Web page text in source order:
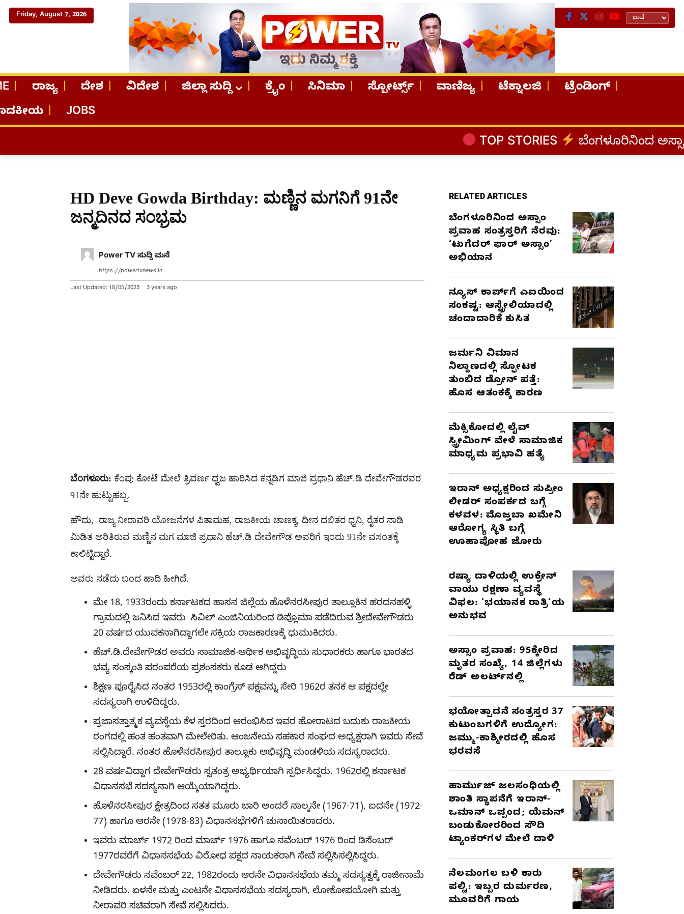
Friday, August 7, 2026
ರಾಜ್ಯ ದೇಶ ವಿದೇಶ ಜಿಲ್ಲಾ ಸುದ್ದಿ ಕ್ರೈಂ ಸಿನಿಮಾ ಸ್ಪೋರ್ಟ್ಸ್ ವಾಣಿಜ್ಯ ಟೆಕ್ನಾಲಜಿ
ಟ್ರೆಂಡಿಂಗ್
JOBS
TOP STORIES ಬೆಂಗಳೂರಿನಿಂದ ಅಸ್ಸಾಂ ಪ್ರವಾಹ
HD Deve Gowda Birthday: ಮಣ್ಣಿನ ಮಗನಿಗೆ 91ನೇ
ಜನ್ಮದಿನದ ಸಂಭ್ರಮ
Power TV ಸುದ್ದಿ ಮನೆ
https://powertvnews.in
Last Updated: 18/05/2023 3 years ago
ಬೆಂಗಳೂರು: ಕೆಂಪು ಕೋಟೆ ಮೇಲೆ ತ್ರಿವರ್ಣ ಧ್ವಜ ಹಾರಿಸಿದ ಕನ್ನಡಿಗ ಮಾಜಿ ಪ್ರಧಾನಿ ಹೆಚ್.ಡಿ ದೇವೇಗೌಡರವರ
91ನೇ ಹುಟ್ಟುಹಬ್ಬ.
ಹೌದು, ರಾಜ್ಯ ನೀರಾವರಿ ಯೋಜನೆಗಳ ಪಿತಾಮಹ, ರಾಜಕೀಯ ಚಾಣಕ್ಯ, ದೀನ ದಲಿತರ ಧ್ವನಿ, ರೈತರ ನಾಡಿ
ಮಿಡಿತ ಅರಿತಿರುವ ಮಣ್ಣಿನ ಮಗ ಮಾಜಿ ಪ್ರಧಾನಿ ಹೆಚ್.ಡಿ ದೇವೇಗೌಡ ಅವರಿಗೆ ಇಂದು 91ನೇ ವಸಂತಕ್ಕೆ
ಕಾಲಿಟ್ಟಿದ್ದಾರೆ.
ಅವರು ನಡೆದು ಬಂದ ಹಾದಿ ಹೀಗಿದೆ.
ಮೇ 18, 1933ರಂದು ಕರ್ನಾಟಕದ ಹಾಸನ ಜಿಲ್ಲೆಯ ಹೊಳೆನರಸೀಪುರ ತಾಲ್ಲೂಕಿನ ಹರದನಹಳ್ಳಿ
ಗ್ರಾಮದಲ್ಲಿ ಜನಿಸಿದ ಇವರು ಸಿವಿಲ್ ಎಂಜಿನಿಯರಿಂದ ಡಿಪ್ಲೊಮಾ ಪಡೆದಿರುವ ಶ್ರೀದೇವೇಗೌಡರು
20 ವರ್ಷದ ಯುವಕನಾಗಿದ್ದಾಗಲೇ ಸಕ್ರಿಯ ರಾಜಕಾರಣಕ್ಕೆ ಧುಮುಕಿದರು.
ಹೆಚ್.ಡಿ.ದೇವೇಗೌಡರ ಅವರು ಸಾಮಾಜಿಕ-ಆರ್ಥಿಕ ಅಭಿವೃದ್ಧಿಯ ಸುಧಾರಕರು ಹಾಗೂ ಭಾರತದ
ಭವ್ಯ ಸಂಸ್ಕಂತಿ ಪರಂಪರೆಯ ಪ್ರಶಂಸಕರು ಕೂಡ ಆಗಿದ್ದರು
ಶಿಕ್ಷಣ ಪೂರೈಸಿದ ನಂತರ 1953ರಲ್ಲಿ ಕಾಂಗ್ರೆಸ್ ಪಕ್ಷವನ್ನು ಸೇರಿ 1962ರ ತನಕ ಆ ಪಕ್ಷದಲ್ಲೇ
ಸದಸ್ಯರಾಗಿ ಉಳಿದಿದ್ದರು.
ಪ್ರಜಾಸತ್ತಾತ್ಮಕ ವ್ಯವಸ್ಥೆಯ ಕೆಳ ಸ್ತರದಿಂದ ಆರಂಭಿಸಿದ ಇವರ ಹೋರಾಟದ ಬದುಕು ರಾಜಕೀಯ
ರಂಗದಲ್ಲಿ ಹಂತ ಹಂತವಾಗಿ ಮೇಲೇರಿತು. ಆಂಜನೇಯ ಸಹಕಾರ ಸಂಘದ ಅಧ್ಯಕ್ಷರಾಗಿ ಇವರು ಸೇವೆ
ಸಲ್ಲಿಸಿದ್ದಾರೆ. ನಂತರ ಹೊಳೆನರಸೀಪುರ ತಾಲ್ಲೂಕು ಅಭಿವೃದ್ಧಿ ಮಂಡಳಿಯ ಸದಸ್ಯರಾದರು.
28 ವರ್ಷವಿದ್ದಾಗ ದೇವೇಗೌಡರು ಸ್ವತಂತ್ರ ಅಭ್ಯರ್ಥಿಯಾಗಿ ಸ್ಪರ್ಧಿಸಿದ್ದರು. 1962ರಲ್ಲಿ ಕರ್ನಾಟಕ
ವಿಧಾನಸಭೆ ಸದಸ್ಯನಾಗಿ ಆಯ್ಕೆಯಾಗಿದ್ದರು.
ಹೊಳೆನರಸೀಪುರ ಕ್ಷೇತ್ರದಿಂದ ಸತತ ಮೂರು ಬಾರಿ ಅಂದರೆ ನಾಲ್ಕನೇ (1967-71), ಐದನೇ (1972-
77) ಹಾಗೂ ಆರನೇ (1978-83) ವಿಧಾನಸಭೆಗಳಿಗೆ ಚುನಾಯಿತರಾದರು.
ಇವರು ಮಾರ್ಚ್ 1972 ರಿಂದ ಮಾರ್ಚ್ 1976 ಹಾಗೂ ನವೆಂಬರ್ 1976 ರಿಂದ ಡಿಸೆಂಬರ್
1977ರವರೆಗೆ ವಿಧಾನಸಭೆಯ ವಿರೋಧ ಪಕ್ಷದ ನಾಯಕರಾಗಿ ಸೇವೆ ಸಲ್ಲಿಸಿಸಲ್ಲಿಸಿದ್ದರು.
ದೇವೇಗೌಡರು ನವೆಂಬರ್ 22, 1982ರಂದು ಆರನೇ ವಿಧಾನಸಭೆಯ ತಮ್ಮ ಸದಸ್ಯತ್ವಕ್ಕೆ ರಾಜೀನಾಮೆ
ನೀಡಿದರು. ಏಳನೇ ಮತ್ತು ಎಂಟನೇ ವಿಧಾನಸಭೆಯ ಸದಸ್ಯರಾಗಿ, ಲೋಕೋಪಯೋಗಿ ಮತ್ತು
ನೀರಾವರಿ ಸಚಿವರಾಗಿ ಸೇವೆ ಸಲ್ಲಿಸಿದರು.
RELATED ARTICLES
ಬೆಂಗಳೂರಿನಿಂದ ಅಸ್ಸಾಂ
ಪ್ರವಾಹ ಸಂತ್ರಸ್ತರಿಗೆ ನೆರವು:
‘ಟುಗೆದರ್ ಫಾರ್ ಅಸ್ಸಾಂ’
ಅಭಿಯಾನ
ನ್ಯೂಸ್ ಕಾರ್ಪ್‌ಗೆ ಎಐಯಿಂದ
ಸಂಕಷ್ಟ: ಆಸ್ಟ್ರೇಲಿಯಾದಲ್ಲಿ
ಚಂದಾದಾರಿಕೆ ಕುಸಿತ
ಜರ್ಮನಿ ವಿಮಾನ
ನಿಲ್ದಾಣದಲ್ಲಿ ಸ್ಫೋಟಕ
ತುಂಬಿದ ಡ್ರೋನ್ ಪತ್ತೆ:
ಹೊಸ ಆತಂಕಕ್ಕೆ ಕಾರಣ
ಮೆಕ್ಸಿಕೋದಲ್ಲಿ ಲೈವ್
ಸ್ಟ್ರೀಮಿಂಗ್ ವೇಳೆ ಸಾಮಾಜಿಕ
ಮಾಧ್ಯಮ ಪ್ರಭಾವಿ ಹತ್ಯೆ
ಇರಾನ್ ಅಧ್ಯಕ್ಷರಿಂದ ಸುಪ್ರೀಂ
ಲೀಡರ್ ಸಂಪರ್ಕದ ಬಗ್ಗೆ
ಕಳವಳ: ಮೊಜ್ತಬಾ ಖಮೇನಿ
ಆರೋಗ್ಯ ಸ್ಥಿತಿ ಬಗ್ಗೆ
ಊಹಾಪೋಹ ಜೋರು
ರಷ್ಯಾ ದಾಳಿಯಲ್ಲಿ ಉಕ್ರೇನ್
ವಾಯು ರಕ್ಷಣಾ ವ್ಯವಸ್ಥೆ
ವಿಫಲ: ‘ಭಯಾನಕ ರಾತ್ರಿ’ಯ
ಅನುಭವ
ಅಸ್ಸಾಂ ಪ್ರವಾಹ: 95ಕ್ಕೇರಿದ
ಮೃತರ ಸಂಖ್ಯೆ, 14 ಜಿಲ್ಲೆಗಳು
ರೆಡ್ ಅಲರ್ಟ್‌ನಲ್ಲಿ
ಭಯೋತ್ಪಾದನೆ ಸಂತ್ರಸ್ತರ 37
ಕುಟುಂಬಗಳಿಗೆ ಉದ್ಯೋಗ:
ಜಮ್ಮು-ಕಾಶ್ಮೀರದಲ್ಲಿ ಹೊಸ
ಭರವಸೆ
ಹಾರ್ಮುಜ್ ಜಲಸಂಧಿಯಲ್ಲಿ
ಶಾಂತಿ ಸ್ಥಾಪನೆಗೆ ಇರಾನ್-
ಒಮಾನ್ ಒಪ್ಪಂದ; ಯೆಮನ್
ಬಂಡುಕೋರರಿಂದ ಸೌದಿ
ಟ್ಯಾಂಕರ್‌ಗಳ ಮೇಲೆ ದಾಳಿ
ನೆಲಮಂಗಲ ಬಳಿ ಕಾರು
ಪಲ್ಟಿ: ಇಬ್ಬರ ದುರ್ಮರಣ,
ಮೂವರಿಗೆ ಗಾಯ